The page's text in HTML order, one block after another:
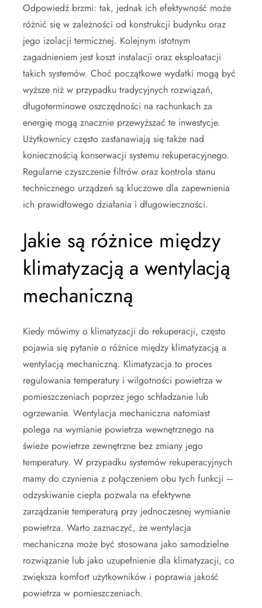
Odpowiedź brzmi: tak, jednak ich efektywność może
różnić się w zależności od konstrukcji budynku oraz
jego izolacji termicznej. Kolejnym istotnym
zagadnieniem jest koszt instalacji oraz eksploatacji
takich systemów. Choć początkowe wydatki mogą być
wyższe niż w przypadku tradycyjnych rozwiązań,
długoterminowe oszczędności na rachunkach za
energię mogą znacznie przewyższać te inwestycje.
Użytkownicy często zastanawiają się także nad
koniecznością konserwacji systemu rekuperacyjnego.
Regularne czyszczenie filtrów oraz kontrola stanu
technicznego urządzeń są kluczowe dla zapewnienia
ich prawidłowego działania i długowieczności.
Jakie są różnice między
klimatyzacją a wentylacją
mechaniczną
Kiedy mówimy o klimatyzacji do rekuperacji, często
pojawia się pytanie o różnice między klimatyzacją a
wentylacją mechaniczną. Klimatyzacja to proces
regulowania temperatury i wilgotności powietrza w
pomieszczeniach poprzez jego schładzanie lub
ogrzewanie. Wentylacja mechaniczna natomiast
polega na wymianie powietrza wewnętrznego na
świeże powietrze zewnętrzne bez zmiany jego
temperatury. W przypadku systemów rekuperacyjnych
mamy do czynienia z połączeniem obu tych funkcji –
odzyskiwanie ciepła pozwala na efektywne
zarządzanie temperaturą przy jednoczesnej wymianie
powietrza. Warto zaznaczyć, że wentylacja
mechaniczna może być stosowana jako samodzielne
rozwiązanie lub jako uzupełnienie dla klimatyzacji, co
zwiększa komfort użytkowników i poprawia jakość
powietrza w pomieszczeniach.